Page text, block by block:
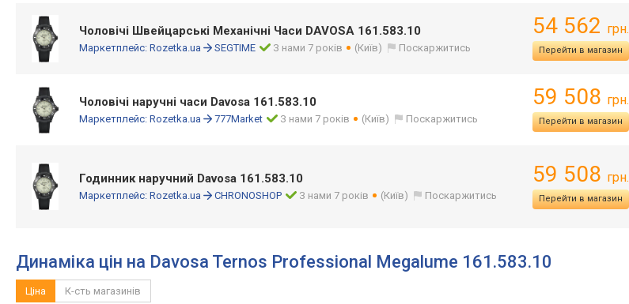
Чоловічі Швейцарські Механічні Часи DAVOSA 161.583.10
Маркетплейс: Rozetka.ua SEGTIME З нами 7 років (Київ) Поскаржитись
54 562 грн.
Перейти в магазин
Чоловічі наручні часи Davosa 161.583.10
Маркетплейс: Rozetka.ua 777Market З нами 7 років (Київ) Поскаржитись
59 508 грн.
Перейти в магазин
Годинник наручний Davosa 161.583.10
Маркетплейс: Rozetka.ua CHRONOSHOP З нами 7 років (Київ) Поскаржитись
59 508 грн.
Перейти в магазин
Динаміка цін на Davosa Ternos Professional Megalume 161.583.10
Ціна К-сть магазинів